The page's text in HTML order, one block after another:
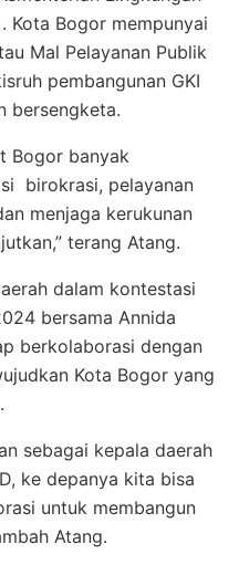
Kota Bogor mempunyai
Mal Pelayanan Publik
pembangunan GKI
bersengketa.
Bogor banyak
birokrasi, pelayanan
menjaga kerukunan
terang Atang.
dalam kontestasi
bersama Annida
berkolaborasi dengan
Kota Bogor yang
sebagai kepala daerah
ke depanya kita bisa
untuk membangun
Atang.